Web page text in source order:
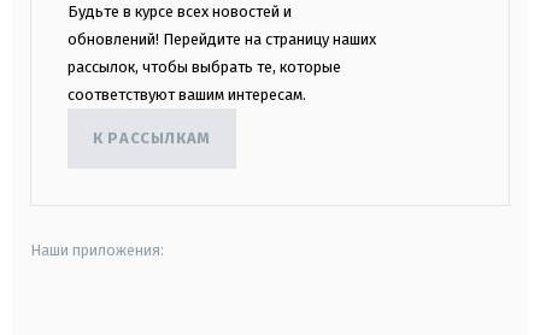
Будьте в курсе всех новостей и
обновлений! Перейдите на страницу наших
рассылок, чтобы выбрать те, которые
соответствуют вашим интересам.
К РАССЫЛКАМ
Наши приложения: